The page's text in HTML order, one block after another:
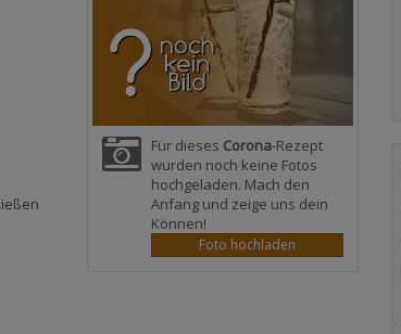
Für dieses Corona-Rezept
wurden noch keine Fotos
hochgeladen. Mach den
Anfang und zeige uns dein
Können!
Foto hochladen